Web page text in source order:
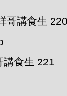
哥講食生 220
講食生 221